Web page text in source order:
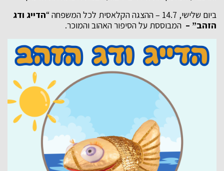
ביום שלישי, 14.7 – ההצגה הקלאסית לכל המשפחה “
הדייג ודג
הזהב” – המבוססת על הסיפור האהוב והמוכר.